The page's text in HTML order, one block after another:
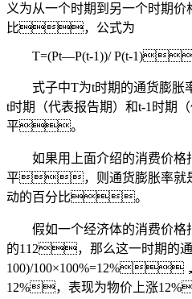
义为从一个时期到另一个时期价
比，公式为
T=(Pt—P(t-1))/ P(t-
式子中T为t时期的通货膨
t时期（代表报告期）和t-1时期
平。
如果用上面介绍的消费价格
平，则通货膨胀率就是
动的百分比。
假如一个经济体的消费价格
的112，那么这一时期的
100)/100×100%=12%
12%，表现为物价上涨